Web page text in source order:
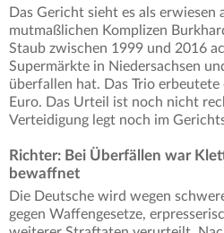
Das Gericht sieht es als erwiesen
mutmaßlichen Komplizen
Staub zwischen 1999 und 2016
Supermärkte in Niedersachsen
überfallen hat. Das Trio
Euro. Das Urteil ist noch nicht
Verteidigung legt noch im
Richter: Bei Überfällen war
bewaffnet
Die Deutsche wird wegen
gegen Waffengesetze,